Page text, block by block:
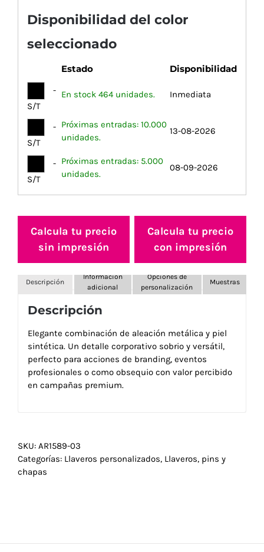
Disponibilidad del color
seleccionado
Estado Disponibilidad
-
S/T
En stock 464 unidades. Inmediata
-
S/T
Próximas entradas: 10.000
unidades.
13-08-2026
-
S/T
Próximas entradas: 5.000
unidades.
08-09-2026
Calcula tu precio
sin impresión
Calcula tu precio
con impresión
Descripción
Información
adicional
Opciones de
personalización
Muestras
Descripción
Elegante combinación de aleación metálica y piel
sintética. Un detalle corporativo sobrio y versátil,
perfecto para acciones de branding, eventos
profesionales o como obsequio con valor percibido
en campañas premium.
SKU: AR1589-03
Categorías: Llaveros personalizados, Llaveros, pins y
chapas